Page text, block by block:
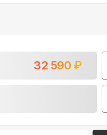
32 590 ₽